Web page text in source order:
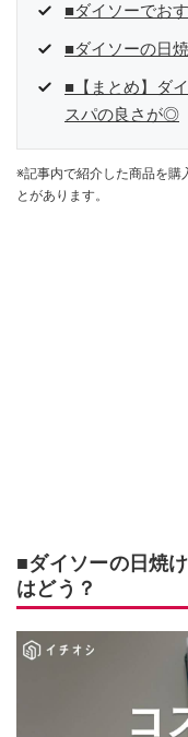
■ダイソーでお
■ダイソーの日
■【まとめ】ダ
スパの良さが◎
※記事内で紹介した商品を購
とがあります。
■ダイソーの日焼
はどう？